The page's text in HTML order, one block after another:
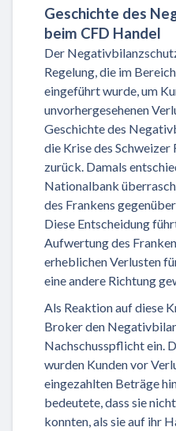
Geschichte des
beim CFD Handel
Der
Regelung, die im
eingeführt wurde, um
unvorhergesehenen
Geschichte des
die Krise des Schweizer
zurück. Damals
Nationalbank
des Frankens
Diese Entscheidung
Aufwertung des
erheblichen Verlusten
eine andere Richtung
Als Reaktion auf diese
Broker den
Nachschusspflicht ein.
wurden Kunden vor
eingezahlten Beträge
bedeutete, dass sie
konnten, als sie auf ihr